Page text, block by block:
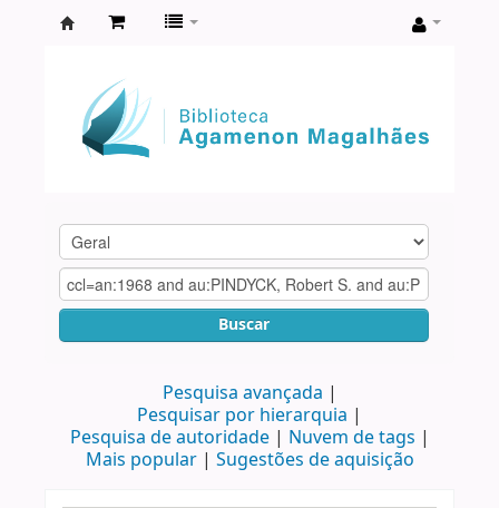
Agamenon
Magalhães
Buscar
Pesquisa avançada
Pesquisar por hierarquia
Pesquisa de autoridade
Nuvem de tags
Mais popular
Sugestões de aquisição